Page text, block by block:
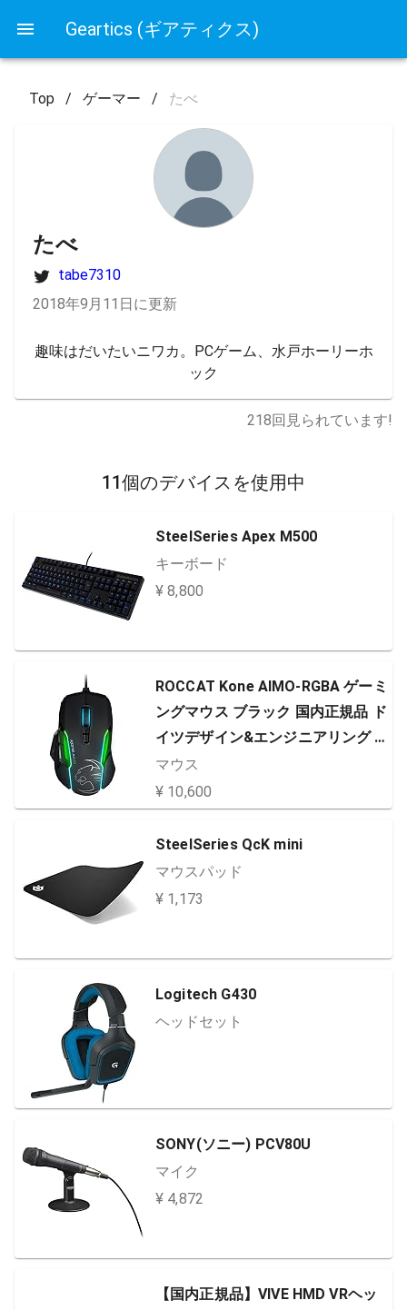
Geartics (ギアティクス)
Top / ゲーマー / たべ
たべ
tabe7310
2018年9月11日に更新
趣味はだいたいニワカ。PCゲーム、水戸ホーリーホ
ック
218回見られています!
11個のデバイスを使用中
SteelSeries Apex M500
キーボード
¥ 8,800
ROCCAT Kone AIMO-RGBA ゲーミ
ングマウス ブラック 国内正規品 ド
イツデザイン&エンジニアリング R
OC-11-815-BK-AS
マウス
¥ 10,600
SteelSeries QcK mini
マウスパッド
¥ 1,173
Logitech G430
ヘッドセット
SONY(ソニー) PCV80U
マイク
¥ 4,872
【国内正規品】VIVE HMD VRヘッ